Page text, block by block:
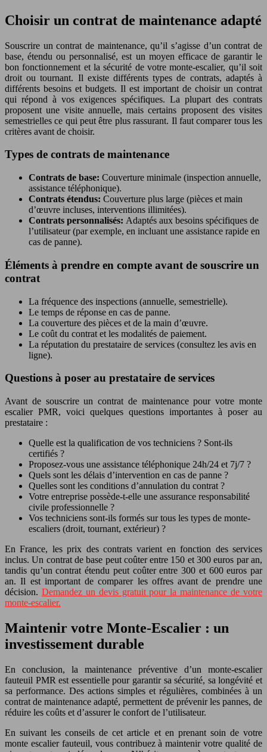
Choisir un contrat de maintenance adapté
Souscrire un contrat de maintenance, qu’il s’agisse d’un contrat de
base, étendu ou personnalisé, est un moyen efficace de garantir le
bon fonctionnement et la sécurité de votre monte-escalier, qu’il soit
droit ou tournant. Il existe différents types de contrats, adaptés à
différents besoins et budgets. Il est important de choisir un contrat
qui répond à vos exigences spécifiques. La plupart des contrats
proposent une visite annuelle, mais certains proposent des visites
semestrielles ce qui peut être plus rassurant. Il faut comparer tous les
critères avant de choisir.
Types de contrats de maintenance
Contrats de base: Couverture minimale (inspection annuelle,
assistance téléphonique).
Contrats étendus: Couverture plus large (pièces et main
d’œuvre incluses, interventions illimitées).
Contrats personnalisés: Adaptés aux besoins spécifiques de
l’utilisateur (par exemple, en incluant une assistance rapide en
cas de panne).
Éléments à prendre en compte avant de souscrire un
contrat
La fréquence des inspections (annuelle, semestrielle).
Le temps de réponse en cas de panne.
La couverture des pièces et de la main d’œuvre.
Le coût du contrat et les modalités de paiement.
La réputation du prestataire de services (consultez les avis en
ligne).
Questions à poser au prestataire de services
Avant de souscrire un contrat de maintenance pour votre monte
escalier PMR, voici quelques questions importantes à poser au
prestataire :
Quelle est la qualification de vos techniciens ? Sont-ils
certifiés ?
Proposez-vous une assistance téléphonique 24h/24 et 7j/7 ?
Quels sont les délais d’intervention en cas de panne ?
Quelles sont les conditions d’annulation du contrat ?
Votre entreprise possède-t-elle une assurance responsabilité
civile professionnelle ?
Vos techniciens sont-ils formés sur tous les types de monte-
escaliers (droit, tournant, extérieur) ?
En France, les prix des contrats varient en fonction des services
inclus. Un contrat de base peut coûter entre 150 et 300 euros par an,
tandis qu’un contrat étendu peut coûter entre 300 et 600 euros par
an. Il est important de comparer les offres avant de prendre une
décision. Demandez un devis gratuit pour la maintenance de votre
monte-escalier.
Maintenir votre Monte-Escalier : un
investissement durable
En conclusion, la maintenance préventive d’un monte-escalier
fauteuil PMR est essentielle pour garantir sa sécurité, sa longévité et
sa performance. Des actions simples et régulières, combinées à un
contrat de maintenance adapté, permettent de prévenir les pannes, de
réduire les coûts et d’assurer le confort de l’utilisateur.
En suivant les conseils de cet article et en prenant soin de votre
monte escalier fauteuil, vous contribuez à maintenir votre qualité de